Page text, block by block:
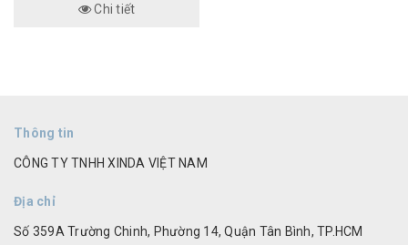
Chi tiết
Thông tin
CÔNG TY TNHH XINDA VIỆT NAM
Địa chỉ
Số 359A Trường Chinh, Phường 14, Quận Tân Bình, TP.HCM